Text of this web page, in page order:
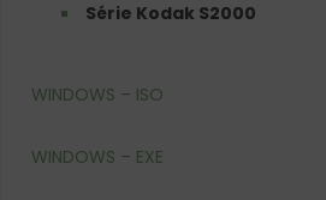
Série Kodak S2000
WINDOWS – ISO
WINDOWS – EXE